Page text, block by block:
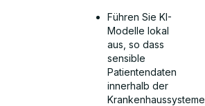
Führen Sie KI-
Modelle lokal
aus, so dass
sensible
Patientendaten
innerhalb der
Krankenhaussysteme